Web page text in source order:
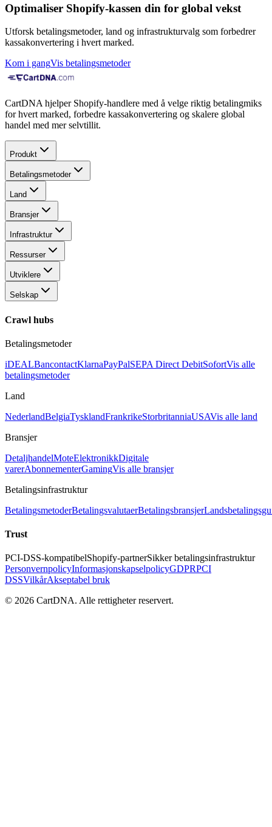
Optimaliser Shopify-kassen din for global vekst
Utforsk betalingsmetoder, land og infrastrukturvalg som forbedrer
kassakonvertering i hvert marked.
Kom i gangVis betalingsmetoder
CartDNA hjelper Shopify-handlere med å velge riktig betalingmiks
for hvert marked, forbedre kassakonvertering og skalere global
handel med mer selvtillit.
Produkt
Betalingsmetoder
Land
Bransjer
Infrastruktur
Ressurser
Utviklere
Selskap
Crawl hubs
Betalingsmetoder
iDEALBancontactKlarnaPayPalSEPA Direct DebitSofortVis alle
betalingsmetoder
Land
NederlandBelgiaTysklandFrankrikeStorbritanniaUSAVis alle land
Bransjer
DetaljhandelMoteElektronikkDigitale
varerAbonnementerGamingVis alle bransjer
Betalingsinfrastruktur
BetalingsmetoderBetalingsvalutaerBetalingsbransjer
Trust
PCI-DSS-kompatibelShopify-partnerSikker betalingsinfrastruktur
PersonvernpolicyInformasjonskapselpolicyGDPRPCI
DSSVilkårAkseptabel bruk
© 2026 CartDNA. Alle rettigheter reservert.